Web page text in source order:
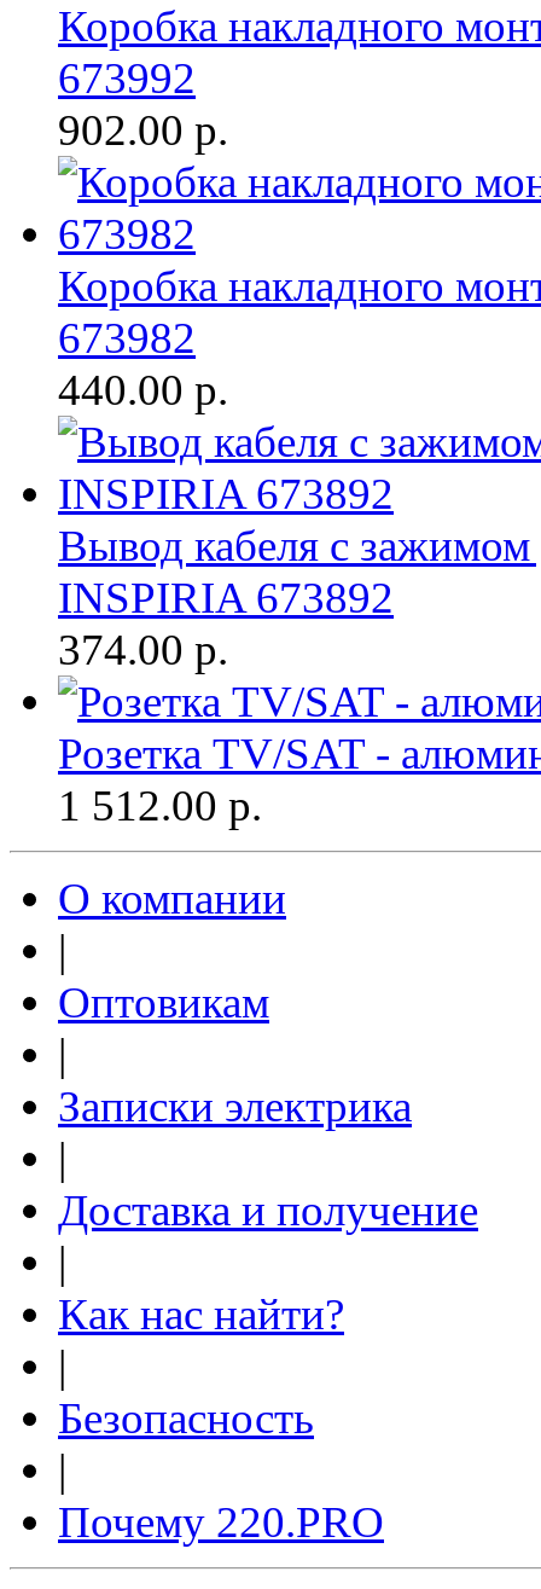
Коробка накладного
673992
902.00 р.
Коробка накладного
673982
440.00 р.
Вывод кабеля с
INSPIRIA 673892
374.00 р.
Розетка TV/SAT -
1 512.00 р.
О компании
|
Оптовикам
|
Записки электрика
|
Доставка и получение
|
Как нас найти?
|
Безопасность
|
Почему 220.PRO